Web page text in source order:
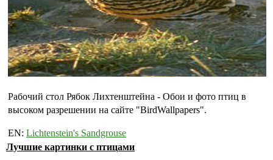
Рабочий стол Рябок Лихтенштейна - Обои и фото птиц в
высоком разрешении на сайте "BirdWallpapers".
EN: Lichtenstein's Sandgrouse
Лучшие картинки с птицами